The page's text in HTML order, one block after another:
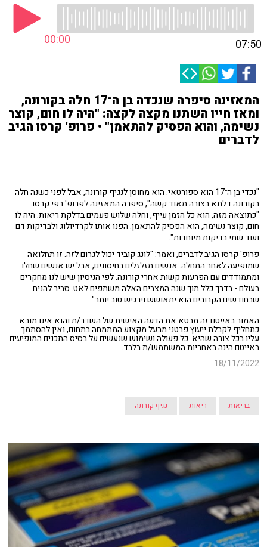
00:00 07:50
המאזינה סיפרה שנכדה בן ה־17 חלה בקורונה,
ומאז חייו השתנו מקצה לקצה: "היה לו חום, קוצר
נשימה, והוא הפסיק להתאמן" • פרופ' קרסו הגיב
לדברים
"נכדי בן ה־17 הוא ספורטאי. הוא מחוסן לנגיף קורונה, אבל לפני כשנה חלה
בקורונה דלתא בצורה מאוד קשה", סיפרה המאזינה לפרופ' רפי קרסו.
"כתוצאה מזה, הוא כל הזמן עייף, וחלה שלוש פעמים בדלקת ריאות. היה לו
חום, קוצר נשימה, הוא הפסיק להתאמן. הפנו אותו לקרדיולוג ולבדיקות דם
ועוד שתי בדיקות מיוחדות".
פרופ' קרסו הגיב לדברים, ואמר: "לונג קוביד יכול לגרום לזה. זו תחלואה
שמופיעה לאחר המחלה. אנשים מזלזלים בחיסונים, אבל יש אנשים שחלו
ומתמודדים עם הפרעות קשות אחרי קורונה. לפי הניסיון שיש לנו מחקרים
בעולם - בדרך כלל תוך שנה המצבים האלה משתפים לאט. סביר להניח
שבחודשים הקרובים הוא יתאושש וירגיש טוב יותר".
האמור באייטם זה מבטא את הדעה האישית של השדר/ת והוא אינו מובא
כתחליף לקבלת ייעוץ פרטני מבעל מקצוע המתמחה בתחום, ואין להסתמך
עליו בכל צורה שהיא. כל פעולה ושימוש שנעשים על בסיס התכנים המופיעים
באייטם הינה באחריות המשתמש/ת בלבד.
18/11/2022
בריאות ריאות נגיף קורונה